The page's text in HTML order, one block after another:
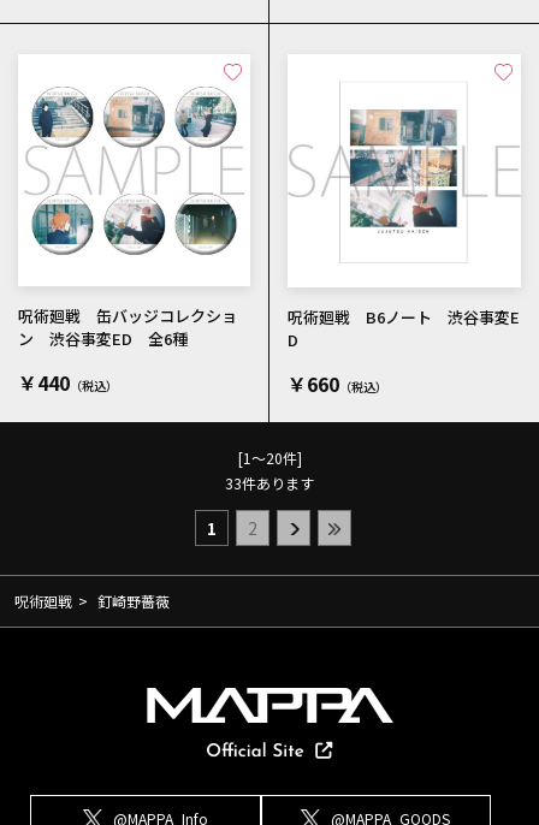
呪術廻戦 缶バッジコレクショ
ン 渋谷事変ED 全6種
￥440
呪術廻戦 B6ノート 渋谷事変E
D
￥660
[1～20件]
33件あります
1 2
呪術廻戦 > 釘崎野薔薇
@MAPPA_Info @MAPPA_GOODS